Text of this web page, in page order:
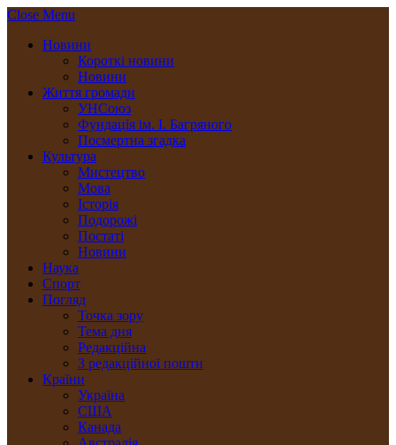
Close Menu
Новини
Короткі новини
Новини
Життя громади
УНСоюз
Фундація ім. І. Багряного
Посмертна згадка
Культура
Мистецтво
Мова
Історія
Подорожі
Постаті
Новини
Наука
Спорт
Погляд
Точка зору
Тема дня
Редакційна
З редакційної пошти
Країни
Україна
США
Канада